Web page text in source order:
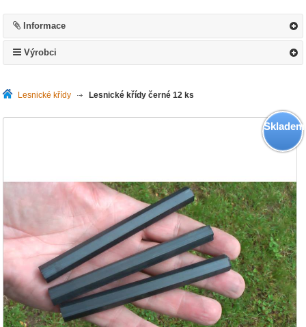
Informace
Výrobci
Lesnické křídy >Lesnické křídy černé 12 ks
Skladem